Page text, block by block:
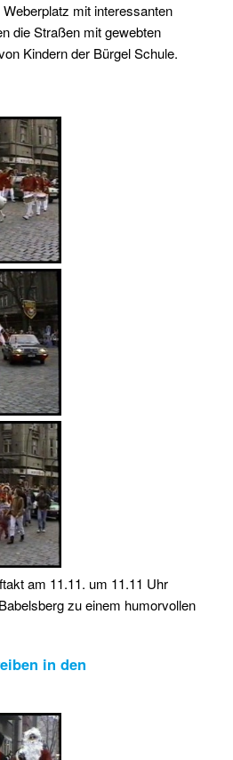
mit interessanten
die Straßen mit gewebten
Kindern der Bürgel Schule.
am 11.11. um 11.11 Uhr
zu einem humorvollen
in den